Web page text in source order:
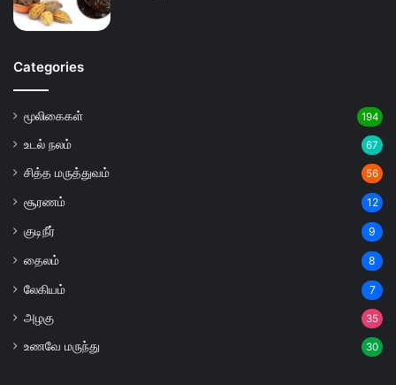
Categories
மூலிகைகள் 194
உடல் நலம் 67
சித்த மருத்துவம் 56
சூரணம் 12
குடிநீர் 9
தைலம் 8
லேகியம் 7
அழகு 35
உணவே மருந்து 30